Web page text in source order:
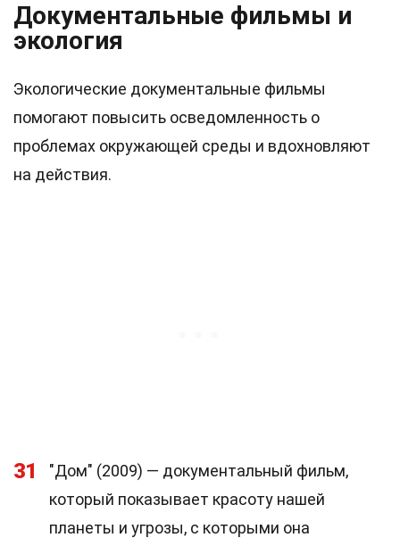
Документальные фильмы и
экология
Экологические документальные фильмы
помогают повысить осведомленность о
проблемах окружающей среды и вдохновляют
на действия.
31
"Дом" (2009) — документальный фильм,
который показывает красоту нашей
планеты и угрозы, с которыми она